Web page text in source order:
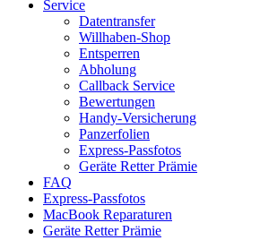
Service
Datentransfer
Willhaben-Shop
Entsperren
Abholung
Callback Service
Bewertungen
Handy-Versicherung
Panzerfolien
Express-Passfotos
Geräte Retter Prämie
FAQ
Express-Passfotos
MacBook Reparaturen
Geräte Retter Prämie